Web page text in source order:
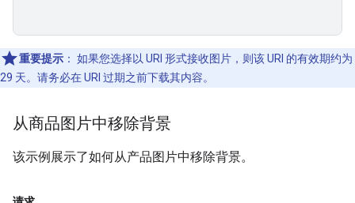
重要提示 ： 如果您选择以 URI 形式接收图片，则该 URI 的有效期约为
29 天。请务必在 URI 过期之前下载其内容。
从商品图片中移除背景
该示例展示了如何从产品图片中移除背景。